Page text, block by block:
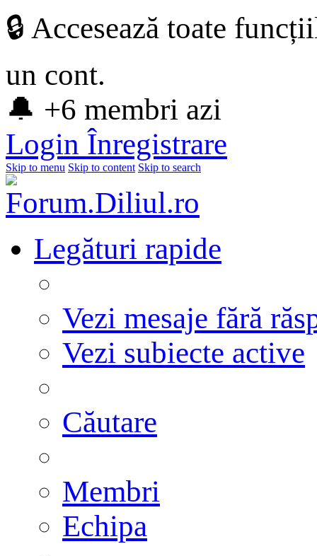
🔒 Accesează toate
un cont.
🔔 +6 membri azi
Login Înregistrare
Skip to menu Skip to content Skip to search
Legături rapide
Vezi mesaje fără
Vezi subiecte active
Căutare
Membri
Echipa